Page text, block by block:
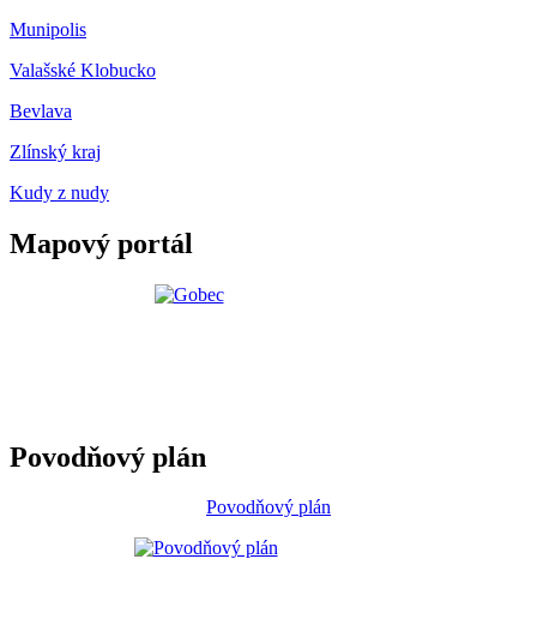
Munipolis
Valašské Klobucko
Bevlava
Zlínský kraj
Kudy z nudy
Mapový portál
Povodňový plán
Povodňový plán